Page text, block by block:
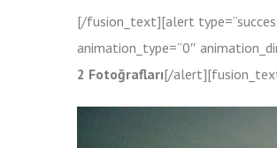
[/fusion_text][alert
animation_type=”0″
2 Fotoğrafları[/